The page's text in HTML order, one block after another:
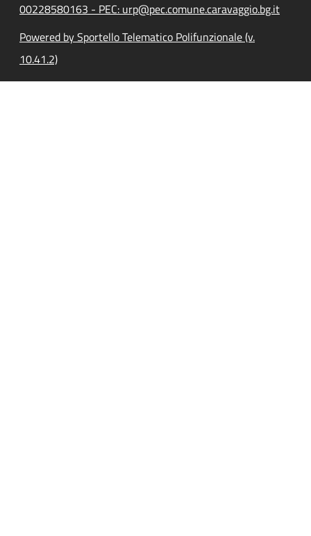
00228580163 - PEC: urp@pec.comune.caravaggio.bg.it
Powered by Sportello Telematico Polifunzionale (v.
10.41.2)